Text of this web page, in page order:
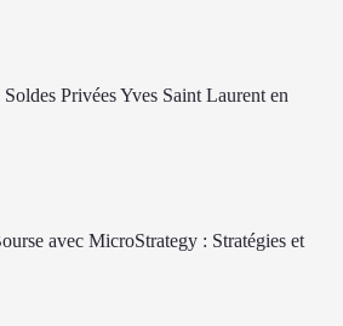
Privées Yves Saint Laurent en
avec MicroStrategy : Stratégies et